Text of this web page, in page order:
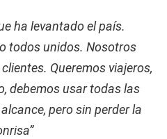
ha levantado el país.
todos unidos. Nosotros
Queremos viajeros,
debemos usar todas las
pero sin perder la